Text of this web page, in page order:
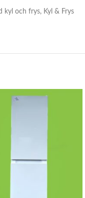
kyl och frys, Kyl & Frys